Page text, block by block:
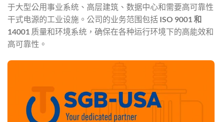
于大型公用事业系统、高层建筑、数据中心和需要高可靠性
干式电源的工业设施。公司的业务范围包括 ISO 9001 和
14001 质量和环境系统，确保在各种运行环境下的高能效和
高可靠性。